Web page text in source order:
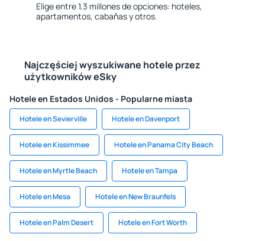
Elige entre 1.3 millones de opciones: hoteles,
apartamentos, cabañas y otros.
Najczęściej wyszukiwane hotele przez
użytkowników eSky
Hotele en Estados Unidos - Popularne miasta
Hotele en Sevierville Hotele en Davenport
Hotele en Kissimmee Hotele en Panama City Beach
Hotele en Myrtle Beach Hotele en Tampa
Hotele en Mesa Hotele en New Braunfels
Hotele en Palm Desert Hotele en Fort Worth